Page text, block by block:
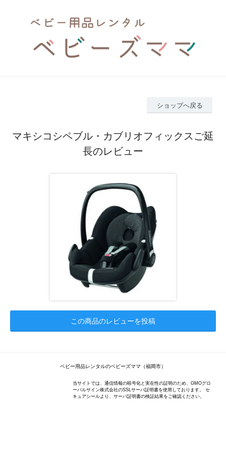
ショップへ戻る
マキシコシペブル・カブリオフィックスご延
長のレビュー
この商品のレビューを投稿
ベビー用品レンタルのベビーズママ（福岡市）
当サイトでは、通信情報の暗号化と実在性の証明のため、GMOグロ
ーバルサイン株式会社のSSLサーバ証明書を使用しております。 セ
キュアシールより、サーバ証明書の検証結果をご確認ください。